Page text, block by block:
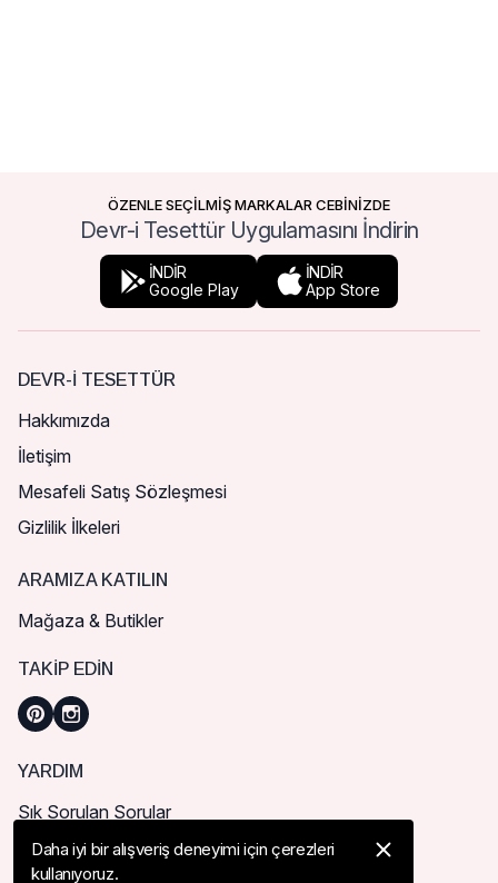
ÖZENLE SEÇİLMİŞ MARKALAR CEBİNİZDE
Devr-i Tesettür Uygulamasını İndirin
İNDİR
Google Play
İNDİR
App Store
DEVR-I TESETTÜR
Hakkımızda
İletişim
Mesafeli Satış Sözleşmesi
Gizlilik İlkeleri
ARAMIZA KATILIN
Mağaza & Butikler
TAKIP EDIN
YARDIM
Sık Sorulan Sorular
Nasıl Sipariş Verebilirim?
Daha iyi bir alışveriş deneyimi için çerezleri
kullanıyoruz.